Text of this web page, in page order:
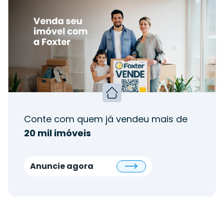
Conte com quem já vendeu mais de
20 mil imóveis
Anuncie agora